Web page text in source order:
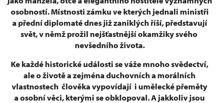
osobností. Místnosti zámku ve kterých jednali ministři
a přední diplomaté dnes již zaniklých říší, představují
svět, v němž prožil nejšťastnější okamžiky svého
nevšedního života.
Ke každé historické události se váže mnoho svědectví,
ale o životě a zejména duchovních a morálních
vlastnostech člověka vypovídají i umělecké přeměty
a osobní věci, kterými se obklopoval. A jakkoliv jsou